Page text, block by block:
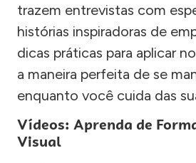
trazem entrevistas com
histórias inspiradoras de
dicas práticas para aplicar
a maneira perfeita de se
enquanto você cuida das
Vídeos: Aprenda de
Visual